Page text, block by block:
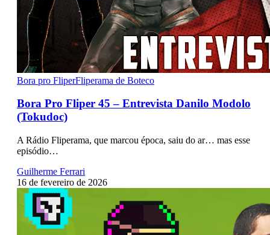
Bora pro FliperFliperama de Boteco
Bora Pro Fliper 45 – Entrevista Danilo Modolo
(Tokudoc)
A Rádio Fliperama, que marcou época, saiu do ar… mas esse
episódio…
Guilherme Ferrari
16 de fevereiro de 2026